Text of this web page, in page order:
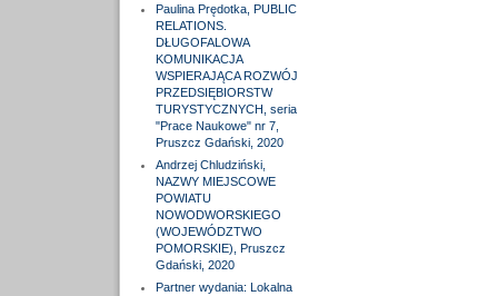
Paulina Prędotka, PUBLIC
RELATIONS.
DŁUGOFALOWA
KOMUNIKACJA
WSPIERAJĄCA ROZWÓJ
PRZEDSIĘBIORSTW
TURYSTYCZNYCH, seria
"Prace Naukowe" nr 7,
Pruszcz Gdański, 2020
Andrzej Chludziński,
NAZWY MIEJSCOWE
POWIATU
NOWODWORSKIEGO
(WOJEWÓDZTWO
POMORSKIE), Pruszcz
Gdański, 2020
Partner wydania: Lokalna